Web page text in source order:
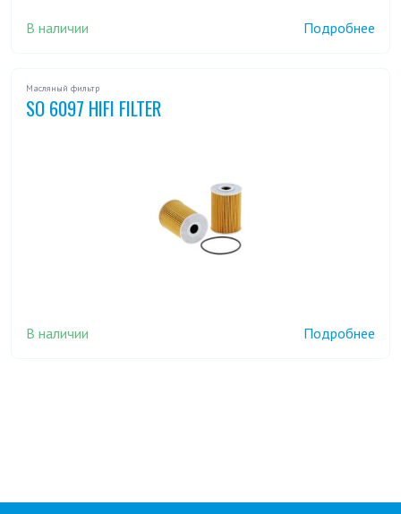
В наличии Подробнее
Масляный фильтр
SO 6097 HIFI FILTER
В наличии Подробнее